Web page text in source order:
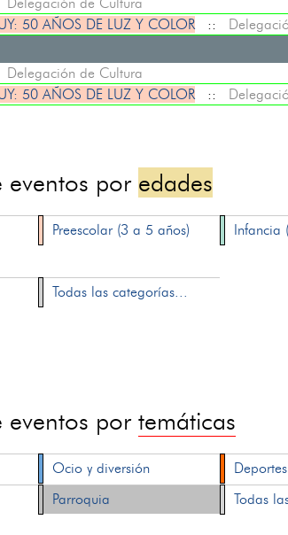
50 AÑOS DE LUZ Y COLOR::
Delegación de Cultura
50 AÑOS DE LUZ Y COLOR::
eventos por edades
Preescolar (3 a 5 años) Infancia
Todas las categorías...
eventos portemáticas
Ocio y diversión Deportes
Parroquia Todas